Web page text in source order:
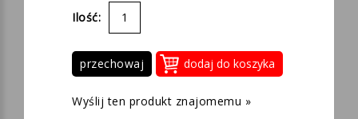
Ilość:
przechowaj
Wyślij ten produkt znajomemu »